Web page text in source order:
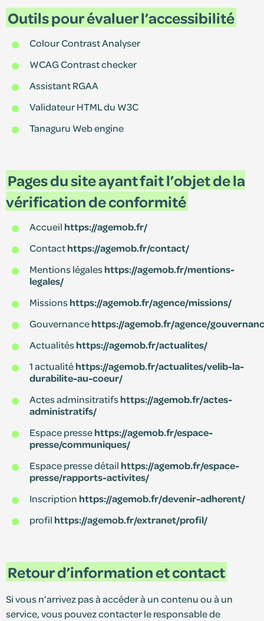
Outils pour évaluer l’accessibilité
Colour Contrast Analyser
WCAG Contrast checker
Assistant RGAA
Validateur HTML du W3C
Tanaguru Web engine
Pages du site ayant fait l’objet de la
vérification de conformité
Accueil https://agemob.fr/
Contacthttps://agemob.fr/contact/
Mentions légaleshttps://agemob.fr/mentions-
legales/
Missionshttps://agemob.fr/agence/missions/
Gouvernancehttps://agemob.fr/agence/
Actualitéshttps://agemob.fr/actualites/
1 actualitéhttps://agemob.fr/actualites/velib-la-
durabilite-au-coeur/
Actes adminsitratifshttps://agemob.fr/actes-
administratifs/
Espace pressehttps://agemob.fr/espace-
presse/communiques/
Espace presse détail https://agemob.fr/espace-
presse/rapports-activites/
Inscription https://agemob.fr/devenir-adherent/
profil https://agemob.fr/extranet/profil/
Retour d’information et contact
Si vous n’arrivez pas à accéder à un contenu ou à un
service, vous pouvez contacter le responsable de